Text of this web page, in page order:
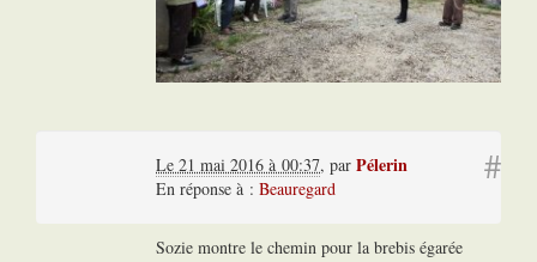
#
Le 21 mai 2016 à 00:37, par Pélerin
En réponse à : Beauregard
Sozie montre le chemin pour la brebis égarée